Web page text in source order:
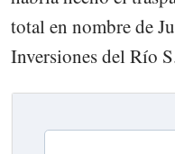
total en nombre de
Inversiones del Río